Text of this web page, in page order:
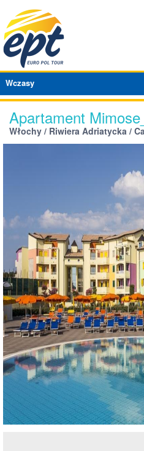
Wczasy
Apartament
Włochy / Riwiera Adriatycka /